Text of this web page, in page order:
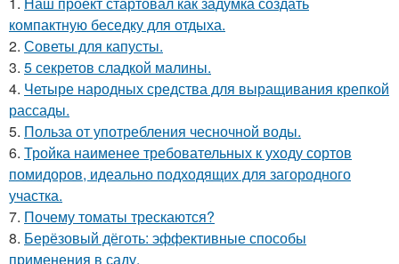
компактную беседку для отдыха.
2. Советы для капусты.
3. 5 секретов сладкой малины.
4. Четыре народных средства для выращивания крепкой
рассады.
5. Польза от употребления чесночной воды.
6. Тройка наименее требовательных к уходу сортов
помидоров, идеально подходящих для загородного
участка.
7. Почему томаты трескаются?
8. Берёзовый дёготь: эффективные способы
применения в саду.